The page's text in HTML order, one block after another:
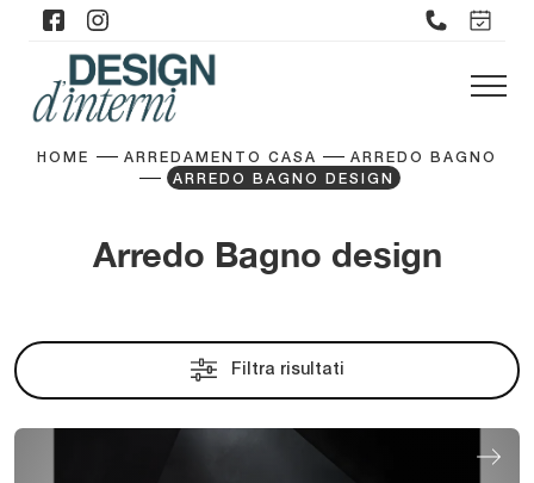
HOME ARREDAMENTO CASA
ARREDO BAGNO
ARREDO BAGNO DESIGN
Arredo Bagno design
Filtra risultati